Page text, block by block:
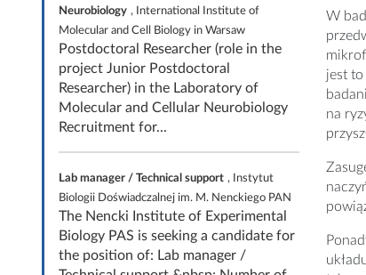
Neurobiology , International Institute of
Molecular and Cell Biology in Warsaw
Postdoctoral Researcher (role in the
project Junior Postdoctoral
Researcher) in the Laboratory of
Molecular and Cellular Neurobiology
Recruitment for...
Lab manager / Technical support , Instytut
Biologii Doświadczalnej im. M. Nenckiego PAN
The Nencki Institute of Experimental
Biology PAS is seeking a candidate for
the position of: Lab manager /
W
jest
na